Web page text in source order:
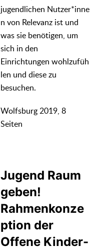
jugendlichen Nutzer*inne
n von Relevanz ist und
was sie benötigen, um
sich in den
Einrichtungen wohlzufüh
len und diese zu
besuchen.
Wolfsburg 2019, 8
Seiten
Jugend Raum
geben!
Rahmenkonze
ption der
Offene Kinder-